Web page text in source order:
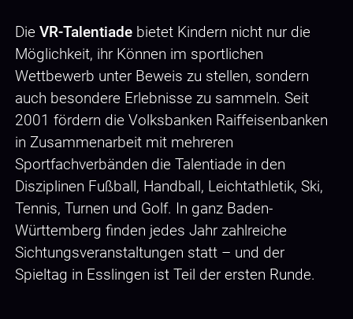
Die VR-Talentiade bietet Kindern nicht nur die
Möglichkeit, ihr Können im sportlichen
Wettbewerb unter Beweis zu stellen, sondern
auch besondere Erlebnisse zu sammeln. Seit
2001 fördern die Volksbanken Raiffeisenbanken
in Zusammenarbeit mit mehreren
Sportfachverbänden die Talentiade in den
Disziplinen Fußball, Handball, Leichtathletik, Ski,
Tennis, Turnen und Golf. In ganz Baden-
Württemberg finden jedes Jahr zahlreiche
Sichtungsveranstaltungen statt – und der
Spieltag in Esslingen ist Teil der ersten Runde.